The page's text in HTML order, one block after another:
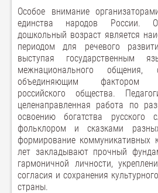
Особое внимание
единства народов России.
дошкольный возраст является
периодом для речевого
выступая государственным
межнационального общения,
объединяющим фактором
российского общества.
целенаправленная работа по
освоению богатства русского
фольклором и сказками
формирование коммуникативных
лет закладывают прочный
гармоничной личности,
согласия и сохранения
страны.